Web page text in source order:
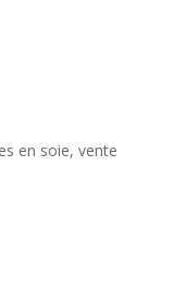
en soie, vente